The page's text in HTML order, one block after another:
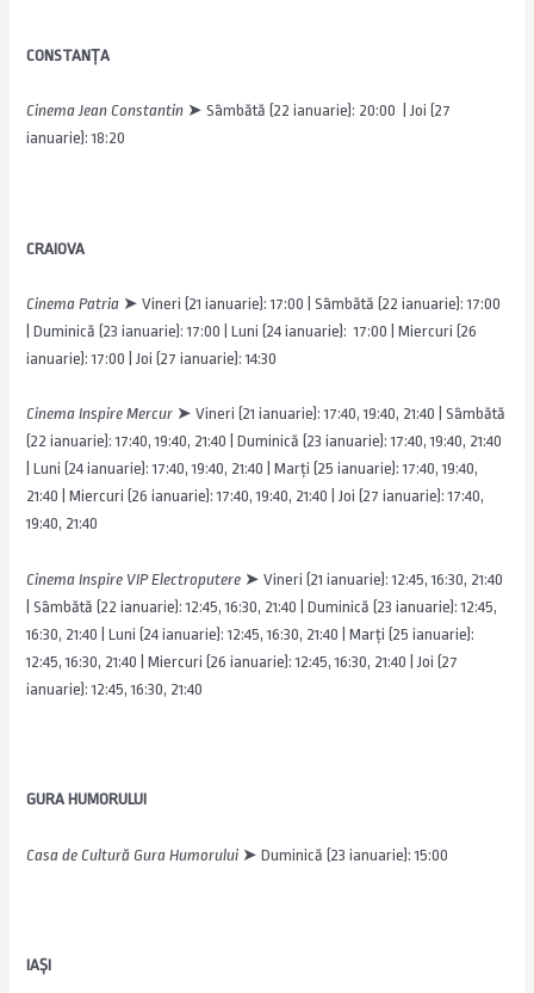
CONSTANȚA
Cinema Jean Constantin ➤ Sâmbătă (22 ianuarie): 20:00 | Joi (27
ianuarie): 18:20
CRAIOVA
Cinema Patria ➤ Vineri (21 ianuarie): 17:00 | Sâmbătă (22 ianuarie): 17:00
| Duminică (23 ianuarie): 17:00 | Luni (24 ianuarie): 17:00 | Miercuri (26
ianuarie): 17:00 | Joi (27 ianuarie): 14:30
Cinema Inspire Mercur ➤ Vineri (21 ianuarie): 17:40, 19:40, 21:40 | Sâmbătă
(22 ianuarie): 17:40, 19:40, 21:40 | Duminică (23 ianuarie): 17:40, 19:40, 21:40
| Luni (24 ianuarie): 17:40, 19:40, 21:40 | Marți (25 ianuarie): 17:40, 19:40,
21:40 | Miercuri (26 ianuarie): 17:40, 19:40, 21:40 | Joi (27 ianuarie): 17:40,
19:40, 21:40
Cinema Inspire VIP Electroputere ➤ Vineri (21 ianuarie): 12:45, 16:30, 21:40
| Sâmbătă (22 ianuarie): 12:45, 16:30, 21:40 | Duminică (23 ianuarie): 12:45,
16:30, 21:40 | Luni (24 ianuarie): 12:45, 16:30, 21:40 | Marți (25 ianuarie):
12:45, 16:30, 21:40 | Miercuri (26 ianuarie): 12:45, 16:30, 21:40 | Joi (27
ianuarie): 12:45, 16:30, 21:40
GURA HUMORULUI
Casa de Cultură Gura Humorului ➤ Duminică (23 ianuarie): 15:00
IAȘI